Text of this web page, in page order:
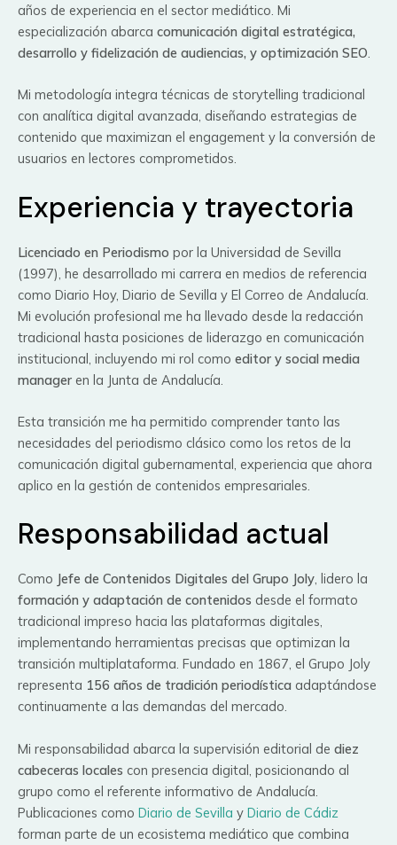
años de experiencia en el sector mediático. Mi
especialización abarca comunicación digital estratégica,
desarrollo y fidelización de audiencias, y optimización SEO.
Mi metodología integra técnicas de storytelling tradicional
con analítica digital avanzada, diseñando estrategias de
contenido que maximizan el engagement y la conversión de
usuarios en lectores comprometidos.
Experiencia y trayectoria
Licenciado en Periodismo por la Universidad de Sevilla
(1997), he desarrollado mi carrera en medios de referencia
como Diario Hoy, Diario de Sevilla y El Correo de Andalucía.
Mi evolución profesional me ha llevado desde la redacción
tradicional hasta posiciones de liderazgo en comunicación
institucional, incluyendo mi rol como editor y social media
manager en la Junta de Andalucía.
Esta transición me ha permitido comprender tanto las
necesidades del periodismo clásico como los retos de la
comunicación digital gubernamental, experiencia que ahora
aplico en la gestión de contenidos empresariales.
Responsabilidad actual
Como Jefe de Contenidos Digitales del Grupo Joly, lidero la
formación y adaptación de contenidos desde el formato
tradicional impreso hacia las plataformas digitales,
implementando herramientas precisas que optimizan la
transición multiplataforma. Fundado en 1867, el Grupo Joly
representa 156 años de tradición periodística adaptándose
continuamente a las demandas del mercado.
Mi responsabilidad abarca la supervisión editorial de diez
cabeceras locales con presencia digital, posicionando al
grupo como el referente informativo de Andalucía.
Publicaciones como Diario de Sevilla y Diario de Cádiz
forman parte de un ecosistema mediático que combina